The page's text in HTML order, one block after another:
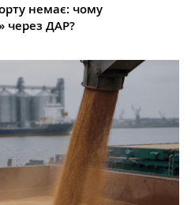
немає: чому
через ДАР?